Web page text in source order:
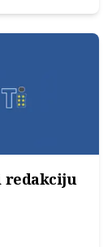
redakciju